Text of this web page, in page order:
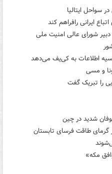
سواحل ایتالیا
ایرانی رافراهم کند
شورای عالی امنیت‌ ملی
اطلاعات به کی‌یف می‌دهد
و مسی
را تبریک گفت
شدید در چین
گرمای طاقت فرسای تابستان
مکه»